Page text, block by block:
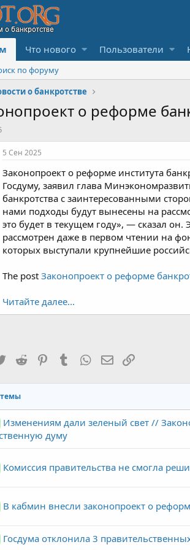
Что нового Пользователи
по форуму
о банкротстве
о реформе
5 Сен 2025
Законопроект о реформе института
Госдуму, заявил глава
банкротства с заинтересованными
нами подходы будут вынесены на
это будет в текущем году», — сказал
рассмотрен даже в первом чтении на
которых выступали крупнейшие
The post Законопроект о реформе
Читайте далее...
TwitterReddit PinterestTumblrWhatsAppЭлектронная
Ссылка
Изменениям дали зеленый свет //
думу
Комиссия правительства не смогла
В кабмин внесли законопроект о
Госдума отклонила 3